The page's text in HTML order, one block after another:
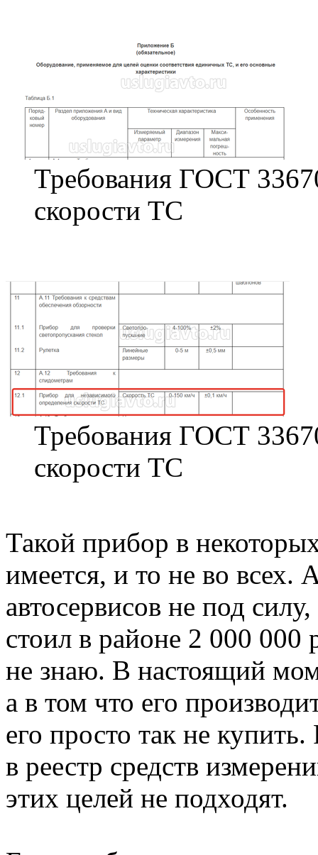
Требования ГОСТ
скорости ТС
Требования ГОСТ
скорости ТС
Такой прибор в
имеется, и то не во всех.
автосервисов не под
стоил в районе 2 000 000
не знаю. В настоящий
а в том что его
его просто так не
в реестр средств
этих целей не подходят.